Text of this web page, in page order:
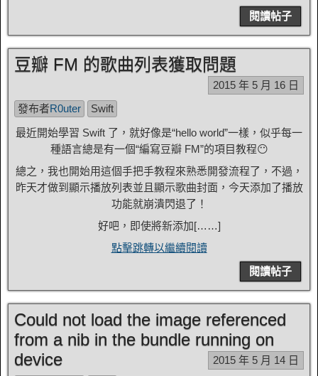
閱讀帖子
豆瓣 FM 的歌曲列表獲取問題
2015 年 5 月 16 日
發布者R0uter
Swift
最近開始學習 Swift 了，就好像是“hello world”一樣，似乎每一
種語言總是有一個“編寫豆瓣 FM”的項目教程😶
總之，我也開始用這個手把手教程來熟悉開發流程了，不過，
昨天才做到顯示播放列表並且顯示歌曲封面，今天添加了播放
功能就崩潰閃退了！
好吧，即使將新添加[……]
點擊跳轉以繼續閱讀
閱讀帖子
Could not load the image referenced
from a nib in the bundle running on
device
2015 年 5 月 14 日